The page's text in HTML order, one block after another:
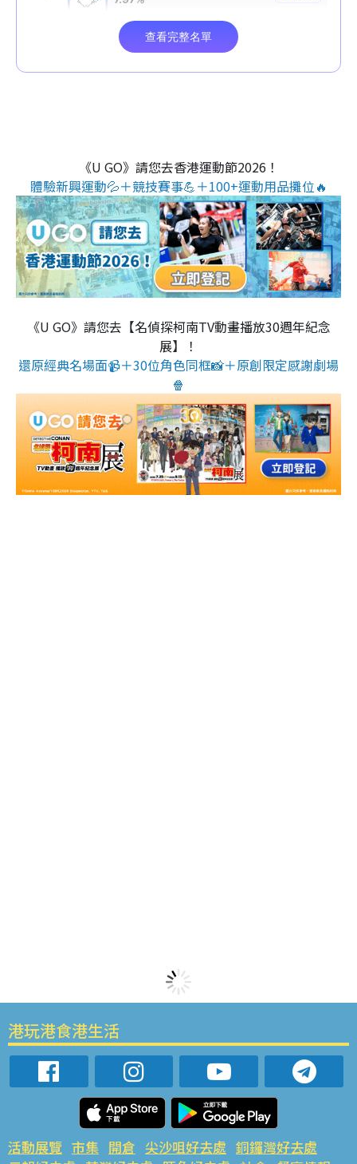
《U GO》請您去香港運動節2026！
體驗新興運動💦＋競技賽事💪＋100+運動用品攤位🔥
《U GO》請您去【名偵探柯南TV動畫播放30週年紀念
展】！
還原經典名場面📹＋30位角色同框📸＋原創限定感謝劇場
🍿
港玩港食港生活
活動展覽 市集 開倉 尖沙咀好去處 銅鑼灣好去處